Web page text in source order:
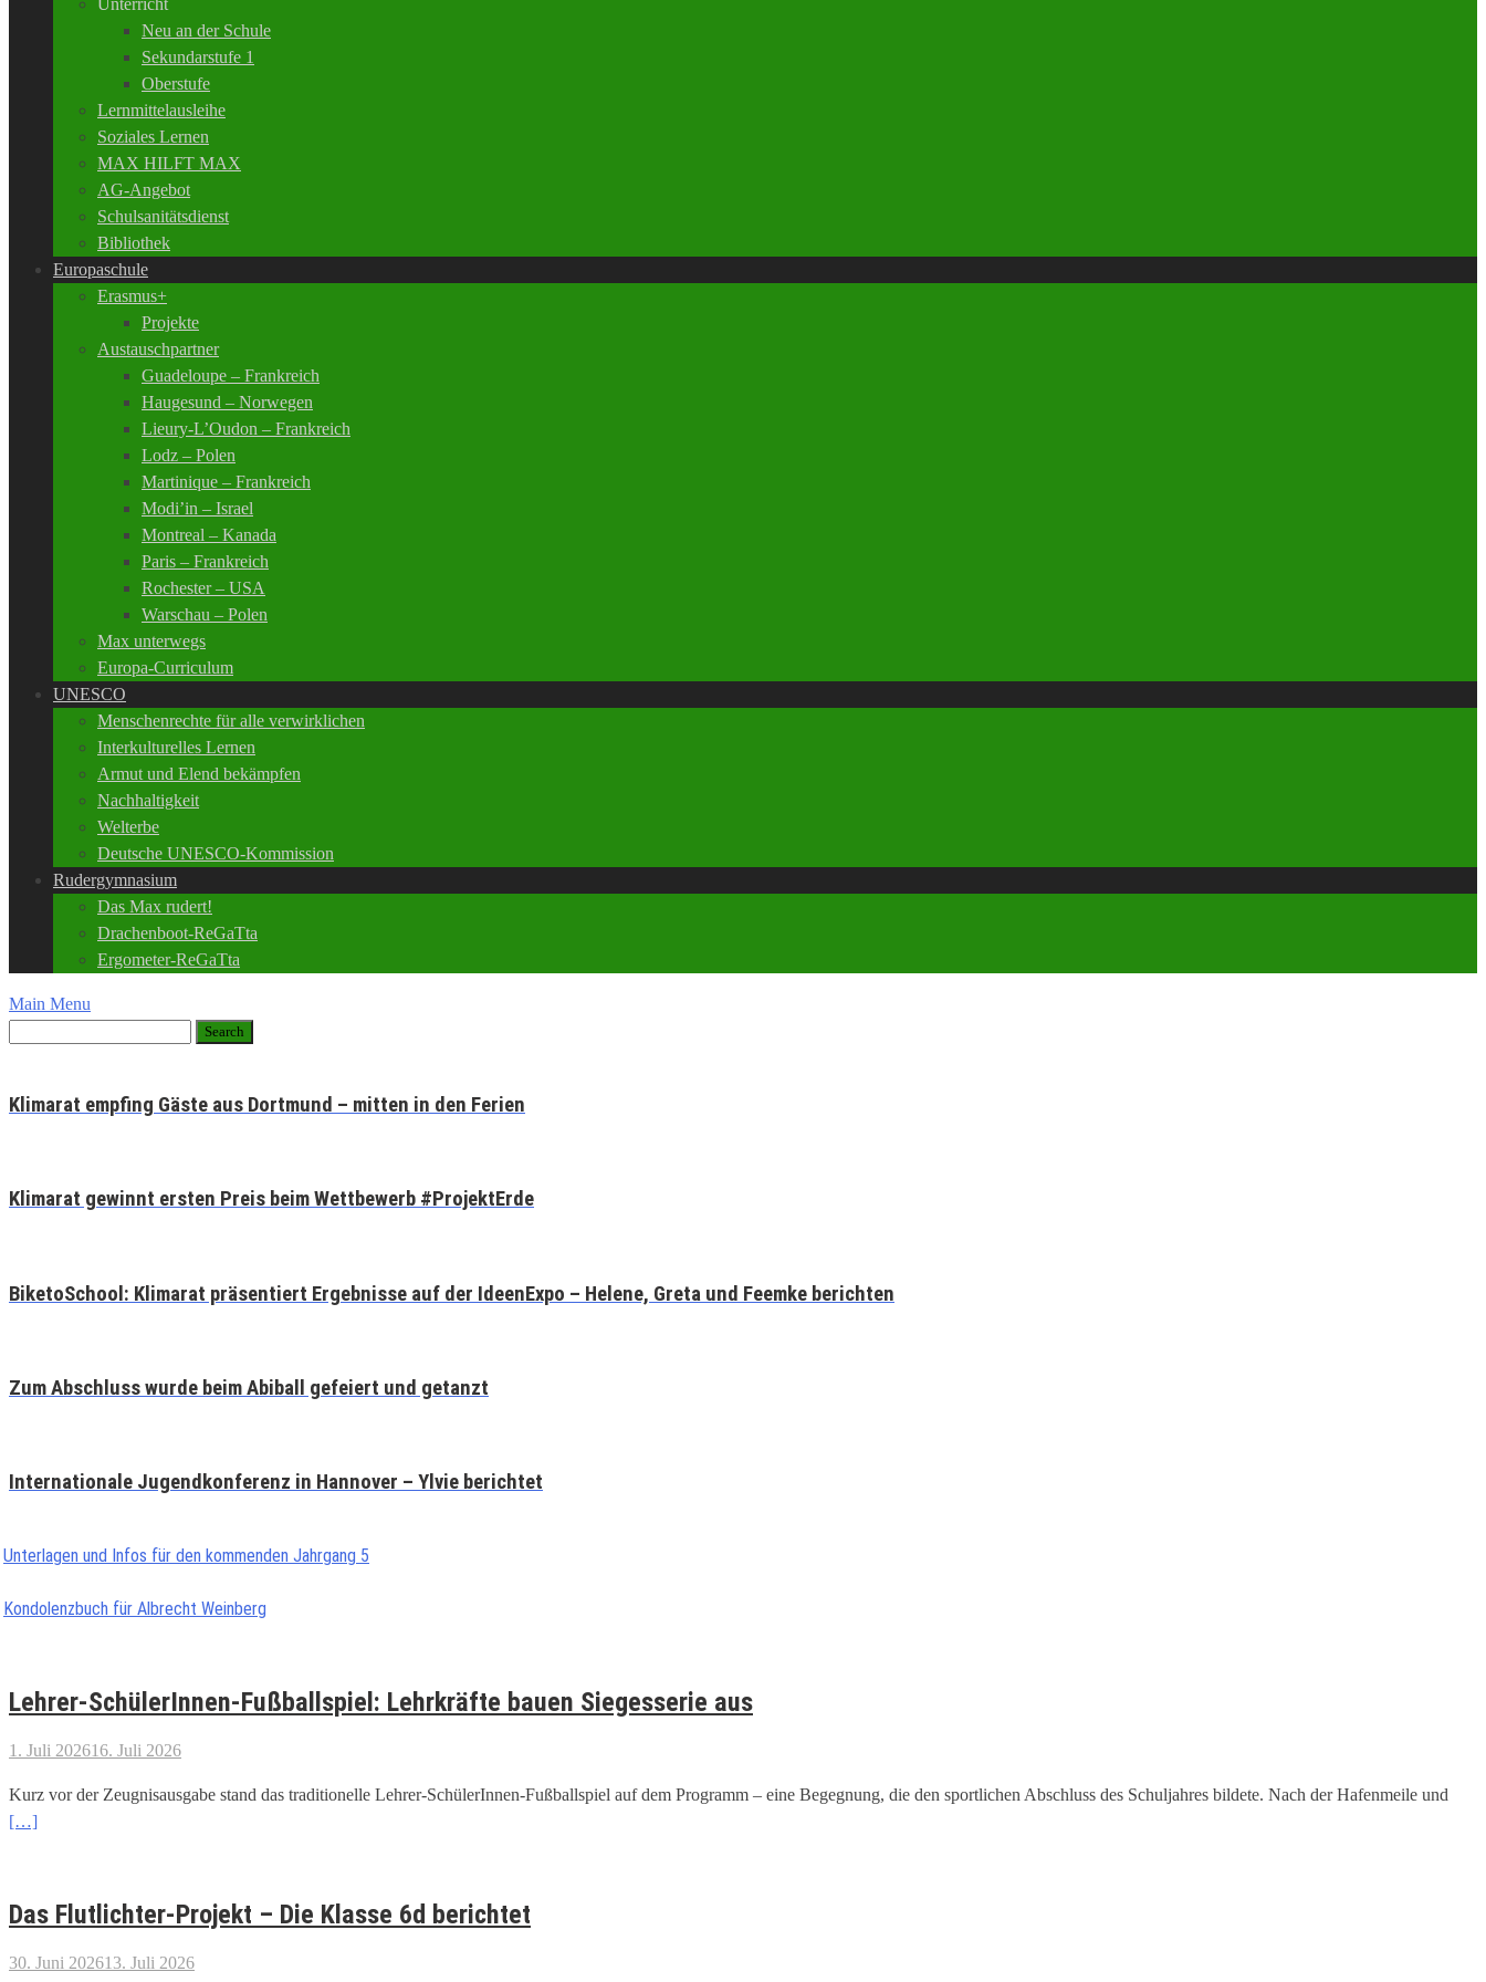
Unterricht
Neu an der Schule
Sekundarstufe 1
Oberstufe
Lernmittelausleihe
Soziales Lernen
MAX HILFT MAX
AG-Angebot
Schulsanitätsdienst
Bibliothek
Europaschule
Erasmus+
Projekte
Austauschpartner
Guadeloupe – Frankreich
Haugesund – Norwegen
Lieury-L’Oudon – Frankreich
Lodz – Polen
Martinique – Frankreich
Modi’in – Israel
Montreal – Kanada
Paris – Frankreich
Rochester – USA
Warschau – Polen
Max unterwegs
Europa-Curriculum
UNESCO
Menschenrechte für alle verwirklichen
Interkulturelles Lernen
Armut und Elend bekämpfen
Nachhaltigkeit
Welterbe
Deutsche UNESCO-Kommission
Rudergymnasium
Das Max rudert!
Drachenboot-ReGaTta
Ergometer-ReGaTta
Main Menu
Klimarat empfing Gäste aus Dortmund – mitten in den Ferien
Klimarat gewinnt ersten Preis beim Wettbewerb #ProjektErde
BiketoSchool: Klimarat präsentiert Ergebnisse auf der IdeenExpo – Helene, Greta und Feemke berichten
Zum Abschluss wurde beim Abiball gefeiert und getanzt
Internationale Jugendkonferenz in Hannover – Ylvie berichtet
Unterlagen und Infos für den kommenden Jahrgang 5
Kondolenzbuch für Albrecht Weinberg
Lehrer-SchülerInnen-Fußballspiel: Lehrkräfte bauen Siegesserie aus
1. Juli 202616. Juli 2026
Kurz vor der Zeugnisausgabe stand das traditionelle Lehrer-SchülerInnen-Fußballspiel auf dem Programm – eine Begegnung, die den sportlichen Abschluss des Schuljahres bildete. Nach der Hafenmeile und
[…]
Das Flutlichter-Projekt – Die Klasse 6d berichtet
30. Juni 202613. Juli 2026